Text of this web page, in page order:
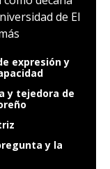
de El
expresión y
y tejedora de
y la